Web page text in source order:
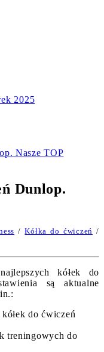
2025
Nasze TOP
Dunlop.
/Kółka do ćwiczeń /
kółek do
są aktualne
do ćwiczeń
treningowych do